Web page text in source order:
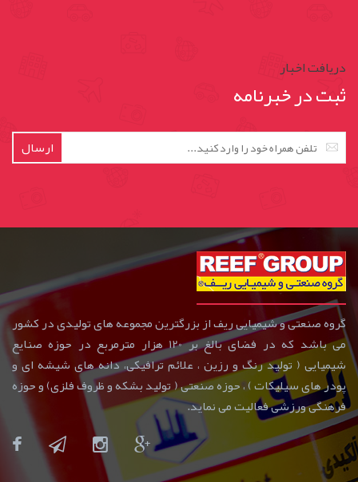
دریافت اخبار
ثبت در خبرنامه
ارسال
گروه صنعتی و شیمیایی ریف از بزرگترین مجموعه های تولیدی در کشور
می باشد که در فضای بالغ بر 120 هزار مترمربع در حوزه صنایع
شیمیایی ( تولید رنگ و رزین ، علائم ترافیکی، دانه های شیشه ای و
پودر های سیلیکات ) ، حوزه صنعتی ( تولید بشکه و ظروف فلزی) و حوزه
فرهنگی ورزشی فعالیت می نماید.